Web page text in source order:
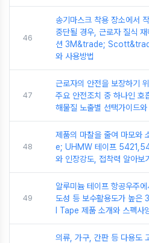
46
송기마스크 착용 장소에서
중단될 경우, 근로자 질식
션 3M&trade;
와 사용방법
47
근로자의 안전을 보장하기
주요 안전조치 중 하나인
해물질 노출별 선택가이드
48
제품의 마찰을 줄여 마모와
e; UHMW 테이프
와 인장강도, 접착력 알아보기
49
알루미늄 테이프 항공우주
도성 등 보수활용도가 높
I Tape 제품 소개와 스펙사
의류, 가구, 간판 등 다용도